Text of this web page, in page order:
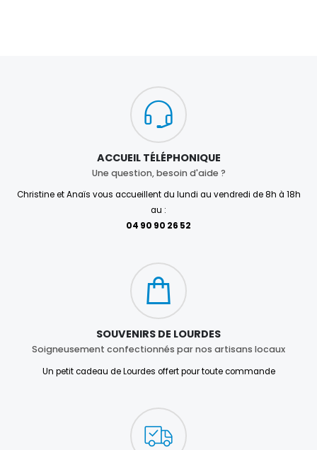
ACCUEIL TÉLÉPHONIQUE
Une question, besoin d'aide ?
Christine et Anaïs vous accueillent du lundi au vendredi de 8h à 18h
au :
04 90 90 26 52
SOUVENIRS DE LOURDES
Soigneusement confectionnés par nos artisans locaux
Un petit cadeau de Lourdes offert pour toute commande